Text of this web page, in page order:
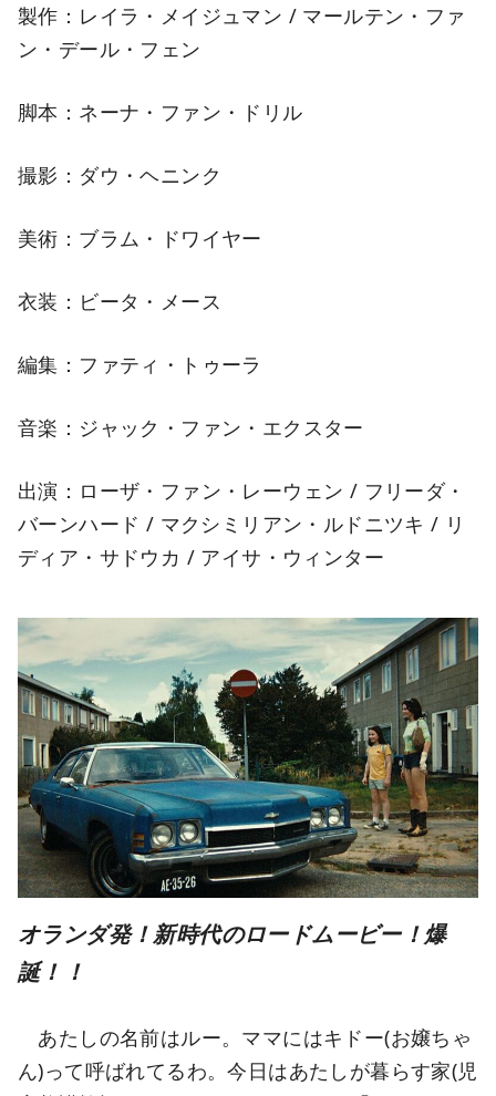
製作：レイラ・メイジュマン / マールテン・ファ
ン・デール・フェン
脚本：ネーナ・ファン・ドリル
撮影：ダウ・ヘニンク
美術：ブラム・ドワイヤー
衣装：ビータ・メース
編集：ファティ・トゥーラ
音楽：ジャック・ファン・エクスター
出演：ローザ・ファン・レーウェン / フリーダ・
バーンハード / マクシミリアン・ルドニツキ / リ
ディア・サドウカ / アイサ・ウィンター
オランダ発！新時代のロードムービー！爆
誕！！
あたしの名前はルー。ママにはキドー(お嬢ちゃ
ん)って呼ばれてるわ。今日はあたしが暮らす家(児